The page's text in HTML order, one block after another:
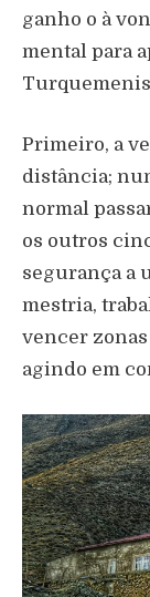
ganho o à
mental para
Primeiro, a
distância;
normal
os outros
segurança a
mestria,
vencer
agindo em